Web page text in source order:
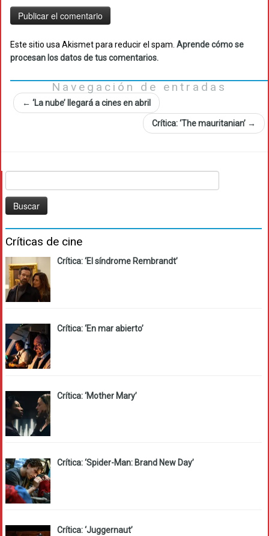
Este sitio usa Akismet para reducir el spam. Aprende cómo se
procesan los datos de tus comentarios.
Navegación de entradas
← ‘La nube’ llegará a cines en abril
Crítica: ‘The mauritanian’ →
Críticas de cine
Crítica: ‘El síndrome Rembrandt’
Crítica: ‘En mar abierto’
Crítica: ‘Mother Mary’
Crítica: ‘Spider-Man: Brand New Day’
Crítica: ‘Juggernaut’